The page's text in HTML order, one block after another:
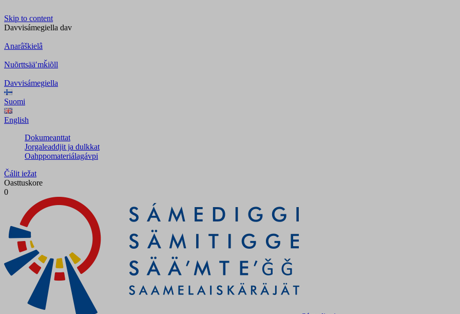
Skip to content
Davvisámegiella dav
Anarâškielâ
Nuõrttsääʹmǩiõll
Davvisámegiella
Suomi
English
Dokumeanttat
Jorgaleaddjit ja dulkkat
Oahppomateriálagávpi
Čálit iežat
Oasttuskore
0